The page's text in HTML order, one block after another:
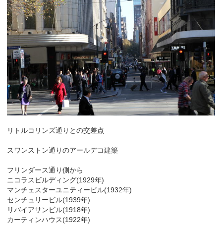
リトルコリンズ通りとの交差点
スワンストン通りのアールデコ建築
フリンダース通り側から
ニコラスビルディング(1929年)
マンチェスターユニティービル(1932年)
センチュリービル(1939年)
リバイアサンビル(1918年)
カーティンハウス(1922年)